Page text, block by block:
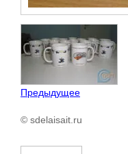
Предыдущее
© sdelaisait.ru